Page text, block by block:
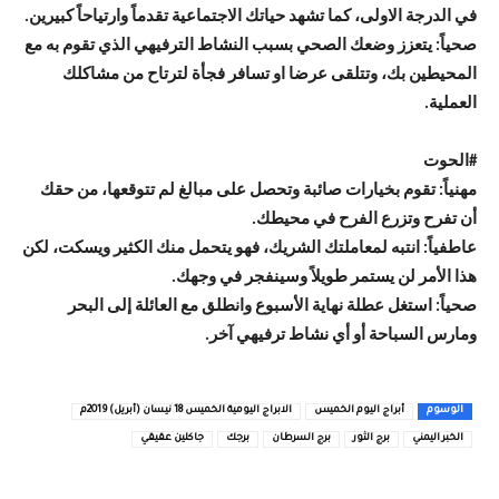
في الدرجة الاولى، كما تشهد حياتك الاجتماعية تقدماً وارتياحاً كبيرين.
صحياً: يتعزز وضعك الصحي بسبب النشاط الترفيهي الذي تقوم به مع
المحيطين بك، وتتلقى عرضا او تسافر فجأة لترتاح من مشاكلك
العملية.
#الحوت
مهنياً: تقوم بخيارات صائبة وتحصل على مبالغ لم تتوقعها، من حقك
أن تفرح وتزرع الفرح في محيطك.
عاطفياً: انتبه لمعاملتك الشريك، فهو يتحمل منك الكثير ويسكت، لكن
هذا الأمر لن يستمر طويلاً وسينفجر في وجهك.
صحياً: استغل عطلة نهاية الأسبوع وانطلق مع العائلة إلى البحر
ومارس السباحة أو أي نشاط ترفيهي آخر.
الوسوم أبراج اليوم الخميس الابراج اليومية الخميس 18 نيسان (أبريل) 2019م
الخبر اليمني برج الثور برج السرطان برجك جاكلين عقيقي